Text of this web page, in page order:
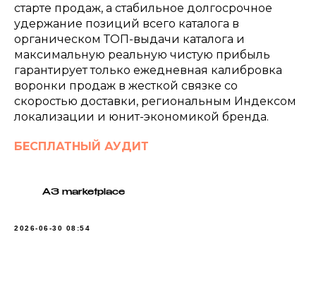
старте продаж, а стабильное долгосрочное
удержание позиций всего каталога в
органическом ТОП-выдачи каталога и
максимальную реальную чистую прибыль
гарантирует только ежедневная калибровка
воронки продаж в жесткой связке со
скоростью доставки, региональным Индексом
локализации и юнит-экономикой бренда.
БЕСПЛАТНЫЙ АУДИТ
A3 marketplace
2026-06-30 08:54